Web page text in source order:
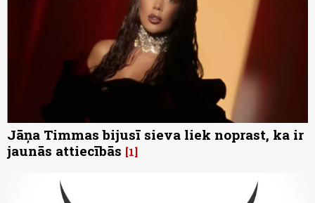
Jāņa Timmas bijusī sieva liek noprast, ka ir
jaunās attiecībās 1